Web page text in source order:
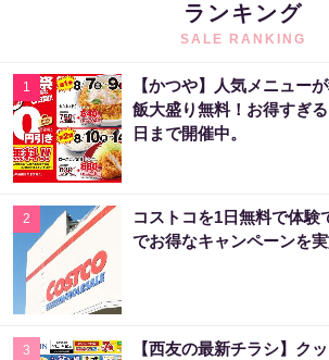
ランキング
SALE RANKING
1
【かつや】人気メニュー
飯大盛り無料！お得すぎ
日まで開催中。
2
コストコを1日無料で体験
でお得なキャンペーンを
3
【西友の最新チラシ】ク